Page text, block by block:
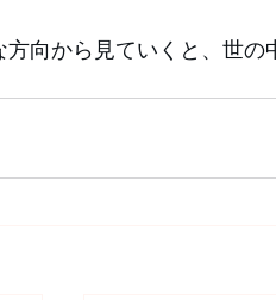
方向から見ていくと、世